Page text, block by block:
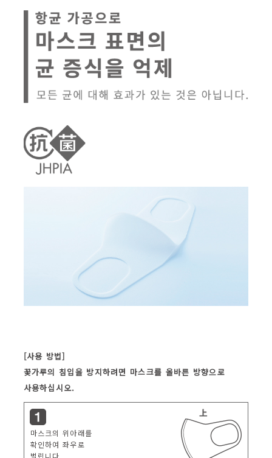
[사용 방법]
꽃가루의 침입을 방지하려면 마스크를 올바른 방향으로
사용하십시오.
마스크의 위아래를
확인하여 좌우로